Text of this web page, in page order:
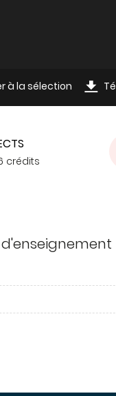
à la sélection
crédits
d'enseignement